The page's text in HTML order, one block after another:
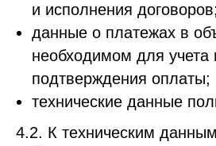
и исполнения договоров;
данные о платежах в
необходимом для учета
подтверждения оплаты;
технические данные
4.2. К техническим